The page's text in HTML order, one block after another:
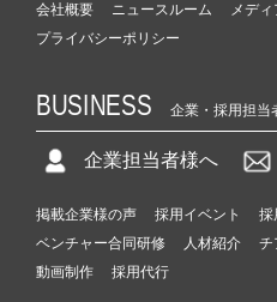
会社概要 ニュースルーム
メデ
プライバシーポリシー
BUSINESS 企業・採用担当
企業担当者様へ
掲載企業様の声 採用イベント 採
ベンチャー合同研修
人材紹介 チ
動画制作
採用代行